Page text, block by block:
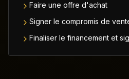
Faire une offre d'achat
Signer le compromis de
Finaliser le financement et